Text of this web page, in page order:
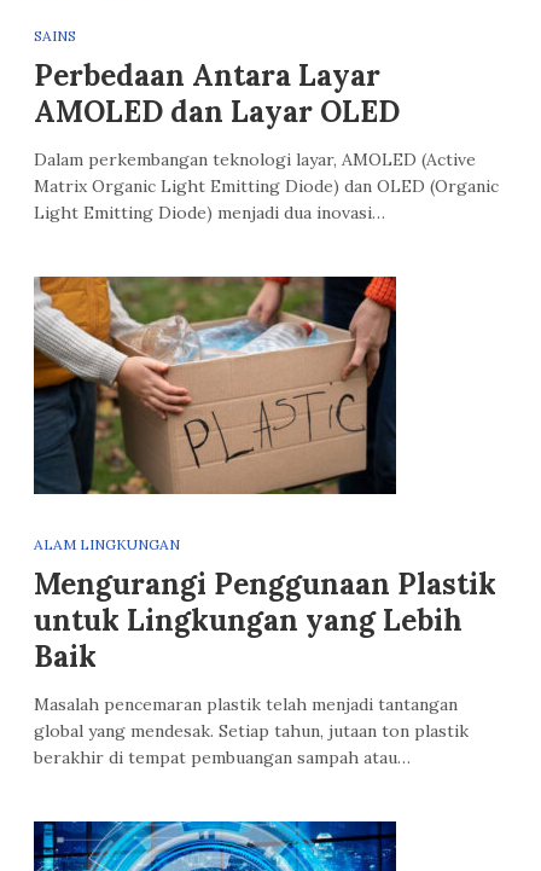
SAINS
Perbedaan Antara Layar
AMOLED dan Layar OLED
Dalam perkembangan teknologi layar, AMOLED (Active
Matrix Organic Light Emitting Diode) dan OLED (Organic
Light Emitting Diode) menjadi dua inovasi…
ALAM LINGKUNGAN
Mengurangi Penggunaan Plastik
untuk Lingkungan yang Lebih
Baik
Masalah pencemaran plastik telah menjadi tantangan
global yang mendesak. Setiap tahun, jutaan ton plastik
berakhir di tempat pembuangan sampah atau…